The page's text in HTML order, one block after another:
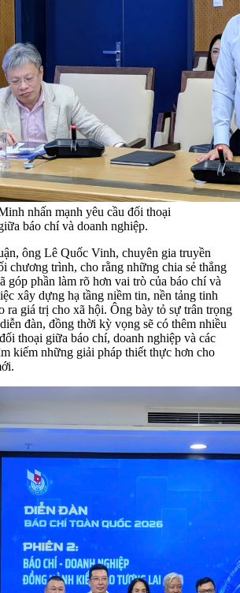
nhấn mạnh yêu cầu đối thoại
báo chí và doanh nghiệp.
ông Lê Quốc Vinh, chuyên gia truyền
chương trình, cho rằng những chia sẻ thẳng
góp phần làm rõ hơn vai trò của báo chí và
xây dựng hạ tầng niềm tin, nền tảng tinh
ra giá trị cho xã hội. Ông bày tỏ sự trân trọng
đàn, đồng thời kỳ vọng sẽ có thêm nhiều
thoại giữa báo chí, doanh nghiệp và các
kiếm những giải pháp thiết thực hơn cho